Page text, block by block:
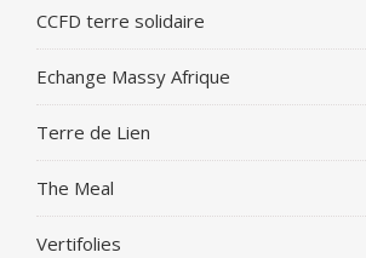
CCFD terre solidaire
Echange Massy Afrique
Terre de Lien
The Meal
Vertifolies